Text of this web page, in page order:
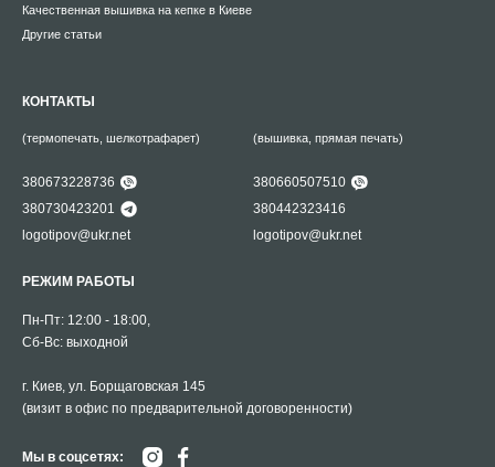
Качественная вышивка на кепке в Киеве
Другие статьи
КОНТАКТЫ
(термопечать, шелкотрафарет)
380673228736
380730423201
logotipov@ukr.net
(вышивка, прямая печать)
380660507510
380442323416
logotipov@ukr.net
РЕЖИМ РАБОТЫ
Пн-Пт: 12:00 - 18:00,
Сб-Вс: выходной
г. Киев, ул. Борщаговская 145
(визит в офис по предварительной договоренности)
Мы в соцсетях: